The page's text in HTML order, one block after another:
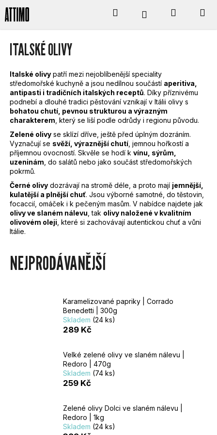
na
obsah
Hledat PřihlášeníNákupní
ITALSKÉ OLIVY
Italské olivy patří mezi nejoblíbenější speciality
středomořské kuchyně a jsou nedílnou součástí aperitiva,
antipasti i tradičních italských receptů. Díky příznivému
podnebí a dlouhé tradici pěstování vznikají v Itálii olivy s
bohatou chutí, pevnou strukturou a výrazným
charakterem , který se liší podle odrůdy i regionu původu.
Zelené olivy se sklízí dříve, ještě před úplným dozráním.
Vyznačují se svěží, výraznější chutí , jemnou hořkostí a
příjemnou ovocností. Skvěle se hodí k vínu, sýrům,
uzeninám , do salátů nebo jako součást středomořských
pokrmů.
Černé olivy dozrávají na stromě déle, a proto mají jemnější,
kulatější a plnější chuť. Jsou výborné samotné, do těstovin,
focaccií, omáček i k pečeným masům. V nabídce najdete jak
olivy ve slaném nálevu , tak olivy naložené v kvalitním
olivovém oleji , které si zachovávají autentickou chuť a vůni
Itálie.
NEJPRODÁVANĚJŠÍ
Karamelizované papriky | Corrado
Benedetti | 300g
Skladem (24 ks)
289 Kč
Velké zelené olivy ve slaném nálevu |
Redoro | 470g
Skladem (74 ks)
259 Kč
Zelené olivy Dolci ve slaném nálevu |
Redoro | 1kg
Skladem (24 ks)
K
O
Zpět
Zpět
O
P
O
T
Ř
E
B
U
J
E